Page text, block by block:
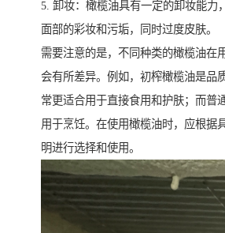
5. 卸妆：橄榄油具有一定的卸妆能力
面部的彩妆和污垢，同时过度皮肤。
需要注意的是，不同种类的橄榄油在
会有所差异。例如，初榨橄榄油是品
常更适合用于直接食用和护肤；而普
用于烹饪。在使用橄榄油时，应根据
明进行选择和使用。